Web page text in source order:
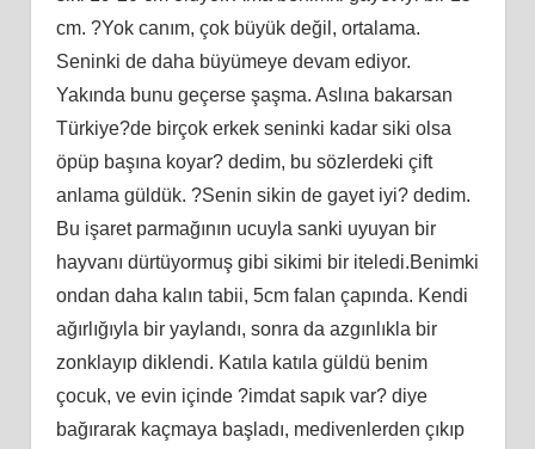
cm. ?Yok canım, çok büyük değil, ortalama.
Seninki de daha büyümeye devam ediyor.
Yakında bunu geçerse şaşma. Aslına bakarsan
Türkiye?de birçok erkek seninki kadar siki olsa
öpüp başına koyar? dedim, bu sözlerdeki çift
anlama güldük. ?Senin sikin de gayet iyi? dedim.
Bu işaret parmağının ucuyla sanki uyuyan bir
hayvanı dürtüyormuş gibi sikimi bir iteledi.Benimki
ondan daha kalın tabii, 5cm falan çapında. Kendi
ağırlığıyla bir yaylandı, sonra da azgınlıkla bir
zonklayıp diklendi. Katıla katıla güldü benim
çocuk, ve evin içinde ?imdat sapık var? diye
bağırarak kaçmaya başladı, medivenlerden çıkıp